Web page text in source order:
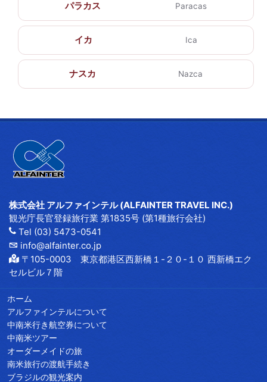
パラカス Paracas
イカ Ica
ナスカ Nazca
株式会社 アルファインテル (ALFAINTER TRAVEL INC.)
観光庁長官登録旅行業 第1835号 (第1種旅行会社)
Tel (03) 5473-0541
info@alfainter.co.jp
〒105-0003 東京都港区西新橋１-２０-１０ 西新橋エク
セルビル７階
ホーム
アルファインテルについて
中南米行き航空券について
中南米ツアー
オーダーメイドの旅
南米旅行の渡航手続き
ブラジルの観光案内